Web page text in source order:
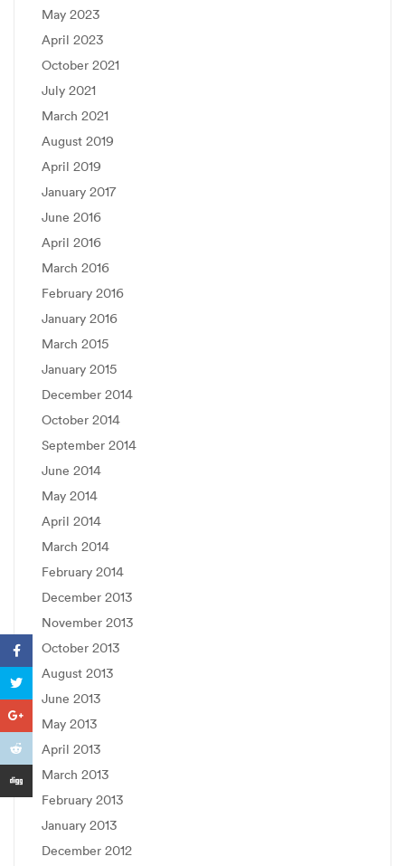
May 2023
April 2023
October 2021
July 2021
March 2021
August 2019
April 2019
January 2017
June 2016
April 2016
March 2016
February 2016
January 2016
March 2015
January 2015
December 2014
October 2014
September 2014
June 2014
May 2014
April 2014
March 2014
February 2014
December 2013
November 2013
October 2013
August 2013
June 2013
May 2013
April 2013
March 2013
February 2013
January 2013
December 2012